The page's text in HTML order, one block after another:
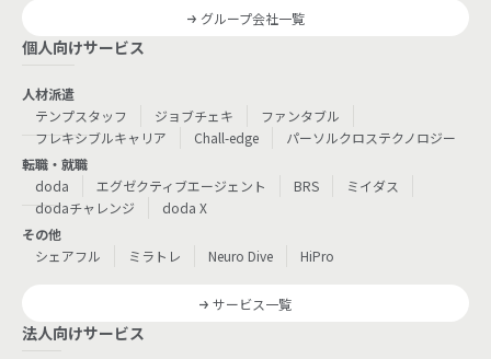
グループ会社一覧
個人向けサービス
人材派遣
テンプスタッフ
ジョブチェキ
ファンタブル
フレキシブルキャリア
Chall-edge
パーソルクロステクノロジー
転職・就職
doda
エグゼクティブエージェント BRS
ミイダス
dodaチャレンジ
doda X
その他
シェアフル
ミラトレ Neuro Dive HiPro
サービス一覧
法人向けサービス